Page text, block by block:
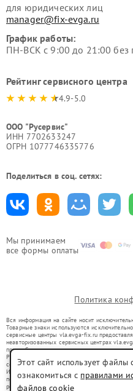
Мы принимаем
все формы оплаты
для юридических лиц
manager@fix-evga.ru
График работы:
ПН-ВСК с 9:00 до 21:00
Рейтинг сервисного центра
4.9-5.0
ООО "Русервис"
ИНН 7702633247
ОГРН 1077746335776
Поделиться в соц. сетях:
Политика
Вся информация на сайте носит
Товарные знаки используются
сервисные центры vla.evga-fix.ru
неавторизованных сервисных центрах
правообладателями товарных знаков или их
Ремонт осуществляется для устройств, уже
со статьей 1487 ГК РФ.
Использование товарных знаков не
потребителей в заблуждение, а служит для
ремонту техники указанных брендов.
Этот сайт использует
ознакомиться с правилами
файлов cookie